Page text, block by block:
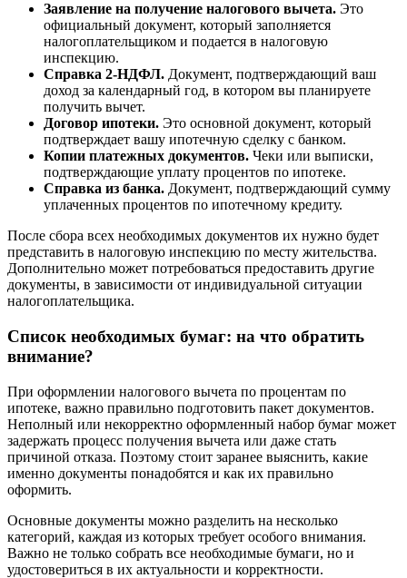
Заявление на получение налогового вычета. Это
официальный документ, который заполняется
налогоплательщиком и подается в налоговую
инспекцию.
Справка 2-НДФЛ. Документ, подтверждающий ваш
доход за календарный год, в котором вы планируете
получить вычет.
Договор ипотеки. Это основной документ, который
подтверждает вашу ипотечную сделку с банком.
Копии платежных документов. Чеки или выписки,
подтверждающие уплату процентов по ипотеке.
Справка из банка. Документ, подтверждающий сумму
уплаченных процентов по ипотечному кредиту.
После сбора всех необходимых документов их нужно будет
представить в налоговую инспекцию по месту жительства.
Дополнительно может потребоваться предоставить другие
документы, в зависимости от индивидуальной ситуации
налогоплательщика.
Список необходимых бумаг: на что обратить
внимание?
При оформлении налогового вычета по процентам по
ипотеке, важно правильно подготовить пакет документов.
Неполный или некорректно оформленный набор бумаг может
задержать процесс получения вычета или даже стать
причиной отказа. Поэтому стоит заранее выяснить, какие
именно документы понадобятся и как их правильно
оформить.
Основные документы можно разделить на несколько
категорий, каждая из которых требует особого внимания.
Важно не только собрать все необходимые бумаги, но и
удостовериться в их актуальности и корректности.